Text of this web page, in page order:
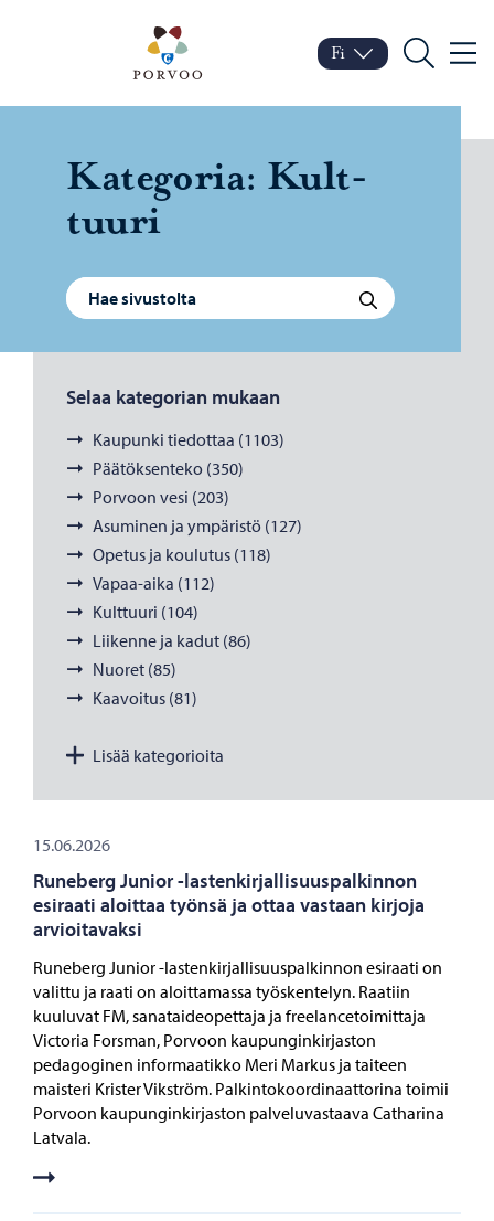
Porvoo – Siirry
Vaihda kieltä
Nykyinen kieli: Suomi
Fi
Hae
Ka­te­go­ria: Kult­
tuu­ri
Haku: Hae
Selaa kategorian mukaan
Kaupunki tiedottaa (1103)
Päätöksenteko (350)
Porvoon vesi (203)
Asuminen ja ympäristö (127)
Opetus ja koulutus (118)
Vapaa-aika (112)
Kulttuuri (104)
Liikenne ja kadut (86)
Nuoret (85)
Kaavoitus (81)
Lisää kategorioita
15.06.2026
Runeberg Junior -lastenkirjallisuuspalkinnon
esiraati aloittaa työnsä ja ottaa vastaan kirjoja
arvioitavaksi
Runeberg Junior -lastenkirjallisuuspalkinnon esiraati on
valittu ja raati on aloittamassa työskentelyn. Raatiin
kuuluvat FM, sanataideopettaja ja freelancetoimittaja
Victoria Forsman, Porvoon kaupunginkirjaston
pedagoginen informaatikko Meri Markus ja taiteen
maisteri Krister Vikström. Palkintokoordinaattorina toimii
Porvoon kaupunginkirjaston palveluvastaava Catharina
Latvala.